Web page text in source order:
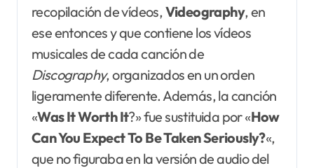
recopilación de vídeos, Videography, en
ese entonces y que contiene los vídeos
musicales de cada canción de
Discography, organizados en un orden
ligeramente diferente. Además, la canción
«Was It Worth It?» fue sustituida por «How
Can You Expect To BeTaken Seriously?«,
que no figuraba en la versión de audio del